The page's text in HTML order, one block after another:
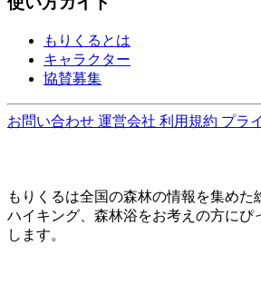
もりくるとは
キャラクター
協賛募集
お問い合わせ 運営会社 利用規約 プラ
もりくるは全国の森林の情報を集めた
ハイキング、森林浴をお考えの方にぴ
します。